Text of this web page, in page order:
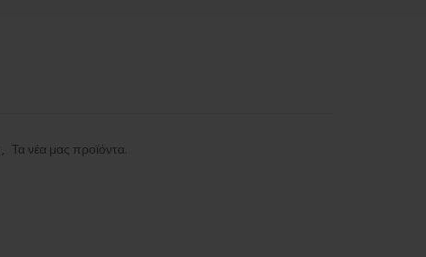
, Τα νέα μας προϊόντα.